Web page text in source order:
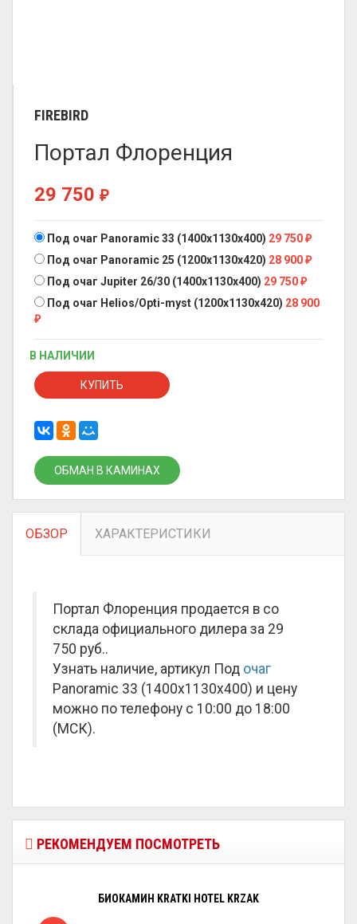
FIREBIRD
Портал Флоренция
29 750 ₽
Под очаг Panoramic 33 (1400x1130x400) 29 750₽
Под очаг Panoramic 25 (1200х1130x420) 28 900₽
Под очаг Jupiter 26/30 (1400x1130x400) 29 750₽
Под очаг Helios/Opti-myst (1200х1130x420) 28 900
₽
В НАЛИЧИИ
КУПИТЬ
ОБМАН В КАМИНАХ
ОБЗОР ХАРАКТЕРИСТИКИ
Портал Флоренция продается в со
склада официального дилера за 29
750 руб..
Узнать наличие, артикул Под очаг
Panoramic 33 (1400x1130x400) и цену
можно по телефону с 10:00 до 18:00
(МСК).
РЕКОМЕНДУЕМ ПОСМОТРЕТЬ
БИОКАМИН KRATKI HOTEL KRZAK